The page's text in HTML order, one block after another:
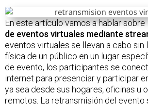
En este artículo vamos a hablar
de eventos virtuales mediante
eventos virtuales se llevan a cabo sin
física de un público en un lugar
de evento, los participantes se
internet para presenciar y participar
ya sea desde sus hogares, oficinas u
remotos. La retransmisión del evento